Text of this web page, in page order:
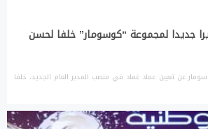
جديدا لمجموعة “كوسومار” خلفا لحسن
عن تعيين عماد غماد في منصب المدير العام الجديد، خلفا